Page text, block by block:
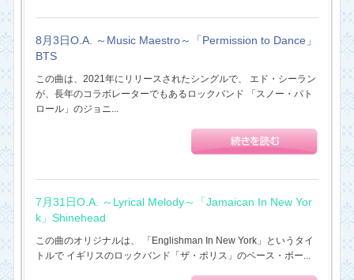
8月3日O.A. ～Music Maestro～「Permission to Dance」
BTS
この曲は、2021年にリリースされたシングルで、 エド・シーラン
が、長年のコラボレーターでもあるロックバンド 「スノー・パト
ロール」のジョニ...
7月31日O.A. ～Lyrical Melody～「Jamaican In New Yor
k」Shinehead
この曲のオリジナルは、 「Englishman In New York」というタイ
トルで イギリスのロックバンド「ザ・ポリス」のベース・ボー...